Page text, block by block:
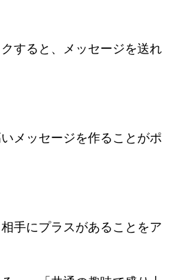
すると、メッセージを送れ
メッセージを作ることがポ
手にプラスがあることをア